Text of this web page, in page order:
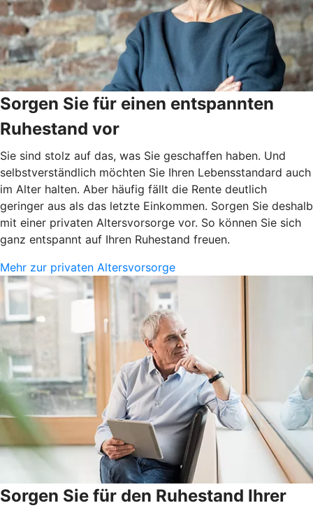
Sorgen Sie für einen entspannten
Ruhestand vor
Sie sind stolz auf das, was Sie geschaffen haben. Und
selbstverständlich möchten Sie Ihren Lebensstandard auch
im Alter halten. Aber häufig fällt die Rente deutlich
geringer aus als das letzte Einkommen. Sorgen Sie deshalb
mit einer privaten Altersvorsorge vor. So können Sie sich
ganz entspannt auf Ihren Ruhestand freuen.
Mehr zur privaten Altersvorsorge
Sorgen Sie für den Ruhestand Ihrer